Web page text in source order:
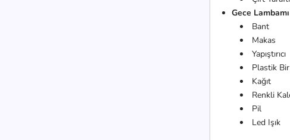
Gece
Bant
Makas
Yapıştırıcı
Plastik
Kağıt
Renkli
Pil
Led Işık